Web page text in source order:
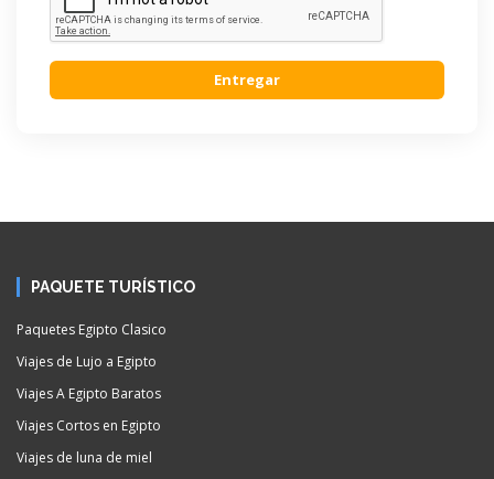
Entregar
PAQUETE TURÍSTICO
Paquetes Egipto Clasico
Viajes de Lujo a Egipto
Viajes A Egipto Baratos
Viajes Cortos en Egipto
Viajes de luna de miel